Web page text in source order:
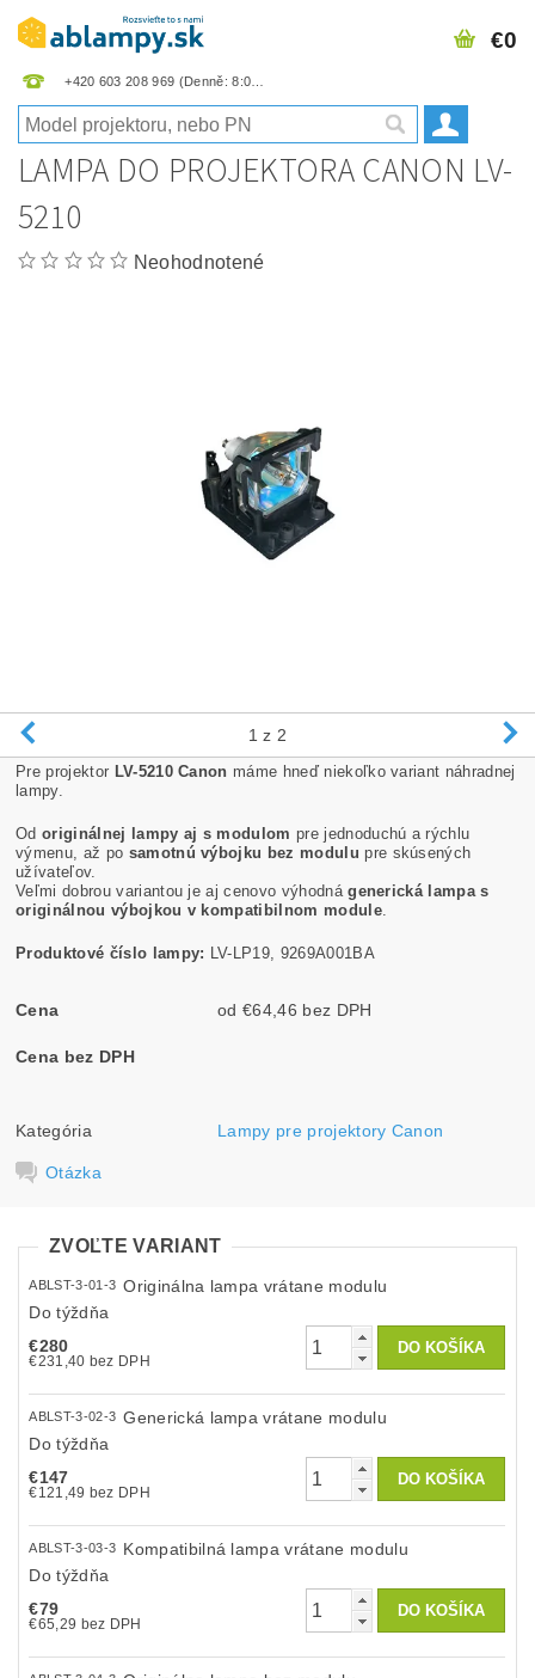
+420 603 208 969
€0
LAMPA DO PROJEKTORA CANON LV-
5210
Neohodnotené
1 z 2
Pre projektor LV-5210 Canon máme hneď niekoľko variant náhradnej
lampy.
Odoriginálnej lampy aj s modulom pre jednoduchú a rýchlu
výmenu, až po samotnú výbojku bez modulu pre skúsených
užívateľov.
Veľmi dobrou variantou je aj cenovo výhodnágenerická lampa s
originálnou výbojkou v kompatibilnom module.
Produktové číslo lampy: LV-LP19, 9269A001BA
Cena od €64,46 bez DPH
Cena bez DPH
Kategória Lampy pre projektory Canon
Otázka
ZVOĽTE VARIANT
ABLST-3-01-3 Originálna lampa vrátane modulu
Do týždňa
€280
€231,40 bez DPH
ABLST-3-02-3 Generická lampa vrátane modulu
Do týždňa
€147
€121,49 bez DPH
ABLST-3-03-3 Kompatibilná lampa vrátane modulu
Do týždňa
€79
€65,29 bez DPH